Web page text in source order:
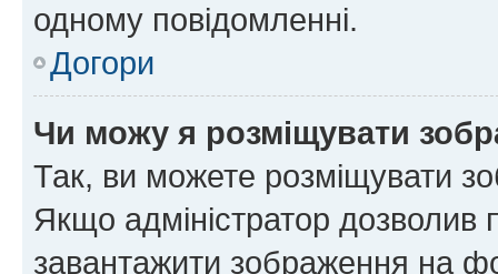
одному повідомленні.
Догори
Чи можу я розміщувати
Так, ви можете розміщувати
Якщо адміністратор
завантажити зображення на